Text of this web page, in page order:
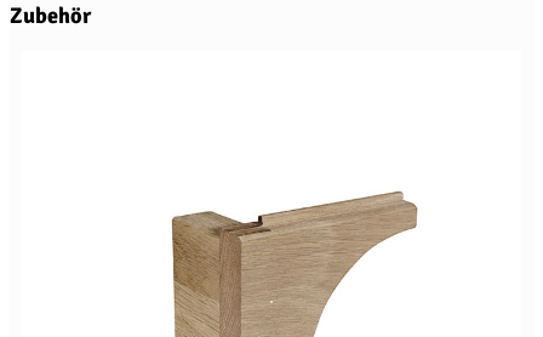
Produktgalerie überspringen
Zubehör